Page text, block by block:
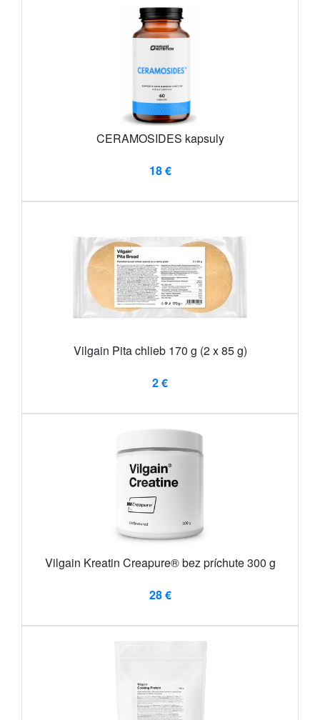
CERAMOSIDES kapsuly
18 €
Vilgain Pita chlieb 170 g (2 x 85 g)
2 €
Vilgain Kreatin Creapure® bez príchute 300 g
28 €